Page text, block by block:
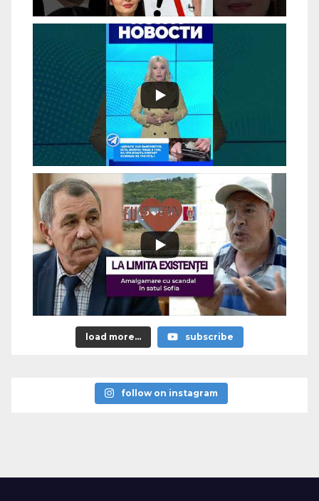
load more... subscribe
follow on instagram